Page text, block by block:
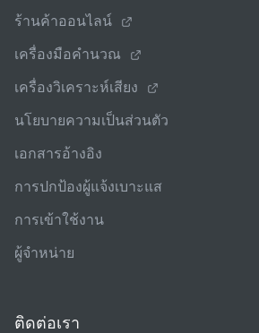
ร้านค้าออนไลน์
เครื่องมือคํานวณ
เครื่องวิเคราะห์เสียง
นโยบายความเป็นส่วนตัว
เอกสารอ้างอิง
การปกป้องผู้แจ้งเบาะแส
การเข้าใช้งาน
ผู้จําหน่าย
ติดต่อเรา